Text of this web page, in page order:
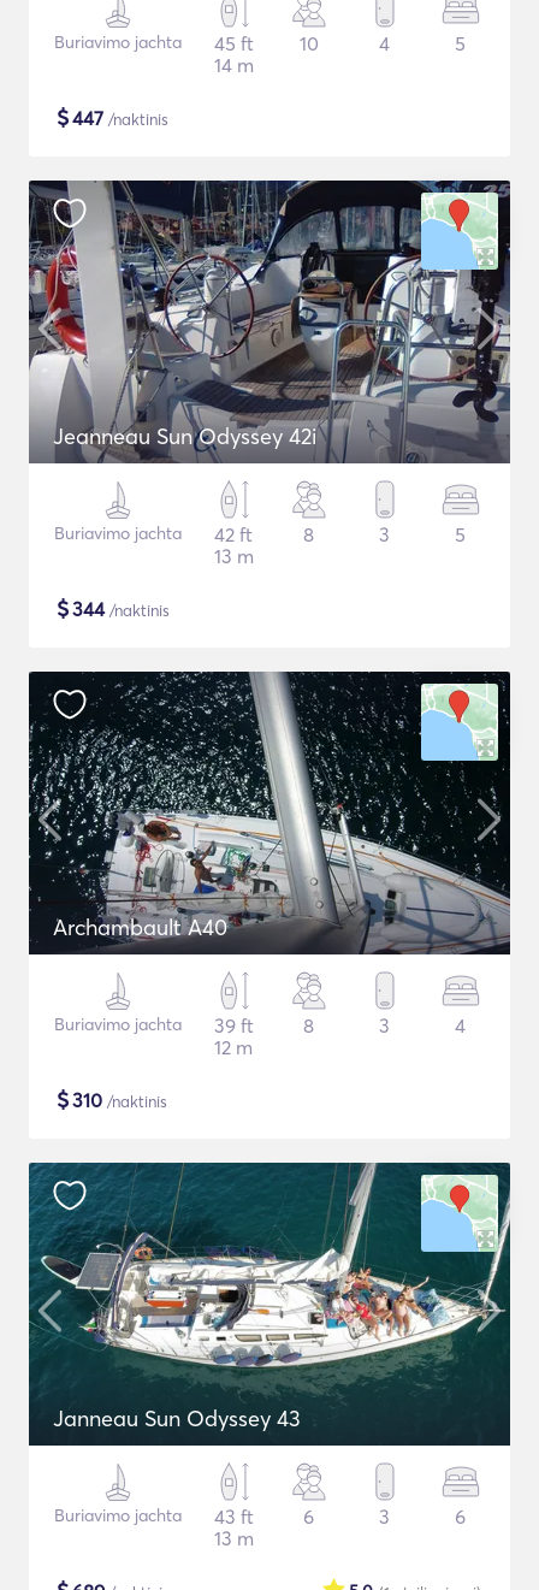
Buriavimo jachta
45 ft
14 m
10 4 5
$447 /naktinis
Jeanneau Sun Odyssey 42i
Buriavimo jachta
42 ft
13 m
8 3 5
$344/naktinis
Archambault A40
Buriavimo jachta
39 ft
12 m
8 3 4
$310 /naktinis
Janneau Sun Odyssey 43
Buriavimo jachta
43 ft
13 m
6 3 6